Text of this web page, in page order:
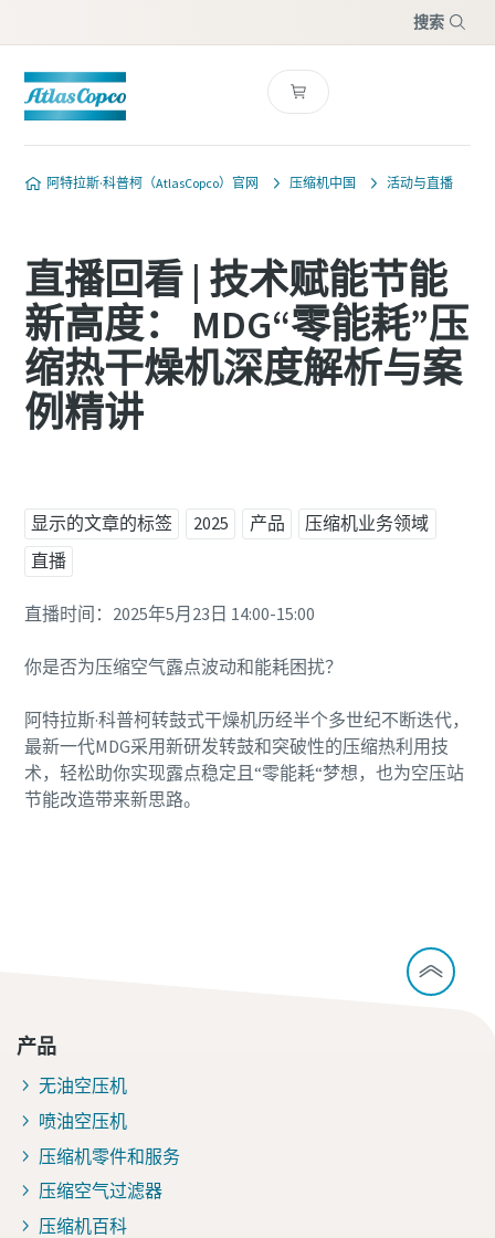
搜索
阿特拉斯·科普柯（AtlasCopco）官网 压缩机中国 活动与直播
直播回看 | 技术赋能节能
新高度： MDG“零能耗”压
缩热干燥机深度解析与案
例精讲
显示的文章的标签 2025 产品
压缩机业务领域
直播
直播时间：2025年5月23日 14:00-15:00
你是否为压缩空气露点波动和能耗困扰？
阿特拉斯·科普柯转鼓式干燥机历经半个多世纪不断迭代，
最新一代MDG采用新研发转鼓和突破性的压缩热利用技
术，轻松助你实现露点稳定且“零能耗“梦想，也为空压站
节能改造带来新思路。
产品
无油空压机
喷油空压机
压缩机零件和服务
压缩空气过滤器
压缩机百科